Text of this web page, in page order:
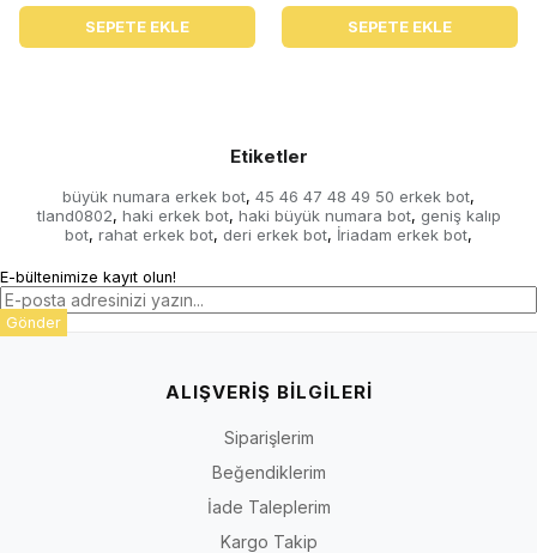
SEPETE EKLE SEPETE EKLE
Etiketler
büyük numara erkek bot, 45 46 47 48 49 50 erkek bot,
tland0802, haki erkek bot, haki büyük numara bot, geniş kalıp
bot, rahat erkek bot, deri erkek bot, İriadam erkek bot,
E-bültenimize kayıt olun!
Gönder
ALIŞVERİŞ BİLGİLERİ
Siparişlerim
Beğendiklerim
İade Taleplerim
Kargo Takip